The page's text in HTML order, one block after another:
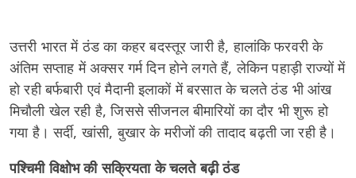
उत्तरी भारत में ठंड का कहर बदस्तूर जारी है, हालांकि फरवरी के
अंतिम सप्ताह में अक्सर गर्म दिन होने लगते हैं, लेकिन पहाड़ी राज्यों में
हो रही बर्फबारी एवं मैदानी इलाकों में बरसात के चलते ठंड भी आंख
मिचौली खेल रही है, जिससे सीजनल बीमारियों का दौर भी शुरू हो
गया है। सर्दी, खांसी, बुखार के मरीजों की तादाद बढ़ती जा रही है।
पश्चिमी विक्षोभ की सक्रियता के चलते बढ़ी ठंड